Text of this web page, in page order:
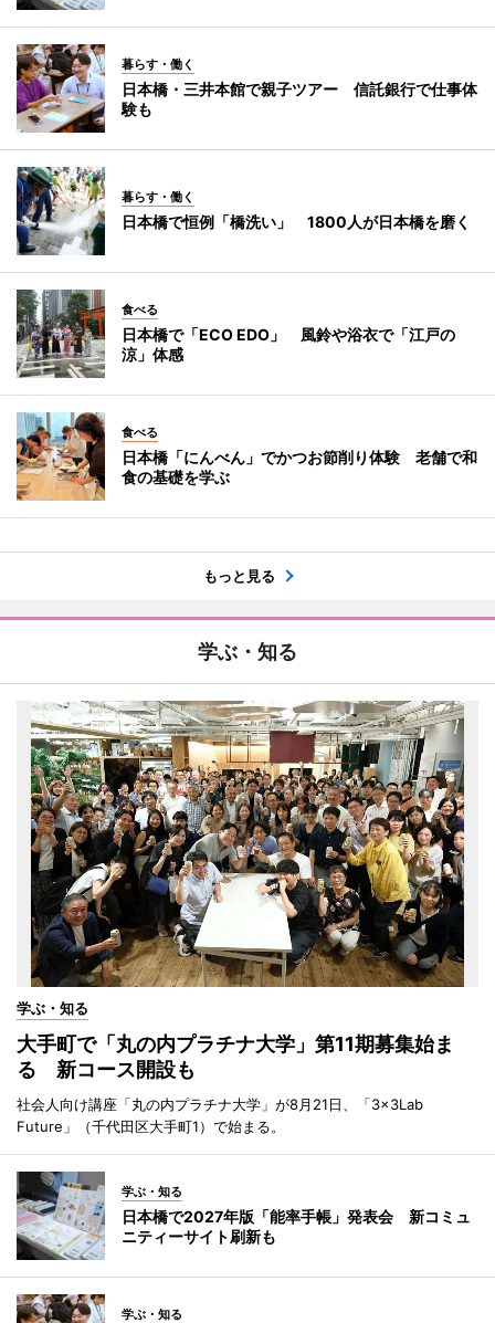
暮らす・働く
日本橋・三井本館で親子ツアー 信託銀行で仕事体
験も
暮らす・働く
日本橋で恒例「橋洗い」 1800人が日本橋を磨く
食べる
日本橋で「ECO EDO」 風鈴や浴衣で「江戸の
涼」体感
食べる
日本橋「にんべん」でかつお節削り体験 老舗で和
食の基礎を学ぶ
もっと見る
学ぶ・知る
学ぶ・知る
大手町で「丸の内プラチナ大学」第11期募集始ま
る 新コース開設も
社会人向け講座「丸の内プラチナ大学」が8月21日、「3×3Lab
Future」（千代田区大手町1）で始まる。
学ぶ・知る
日本橋で2027年版「能率手帳」発表会 新コミュ
ニティーサイト刷新も
学ぶ・知る